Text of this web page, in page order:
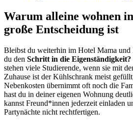
Warum alleine wohnen
große Entscheidung ist
Bleibst du weiterhin im Hotel Mama und
du den Schritt in die Eigenständigkeit?
stehen viele Studierende, wenn sie mit
Zuhause ist der Kühlschrank meist
Nebenkosten übernimmt oft noch die
hast du in deiner eigenen Wohnung
kannst Freund*innen jederzeit einladen
Partynächte nicht rechtfertigen.